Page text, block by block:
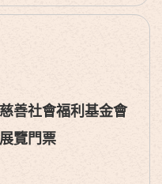
善社會福利基金會
覽門票